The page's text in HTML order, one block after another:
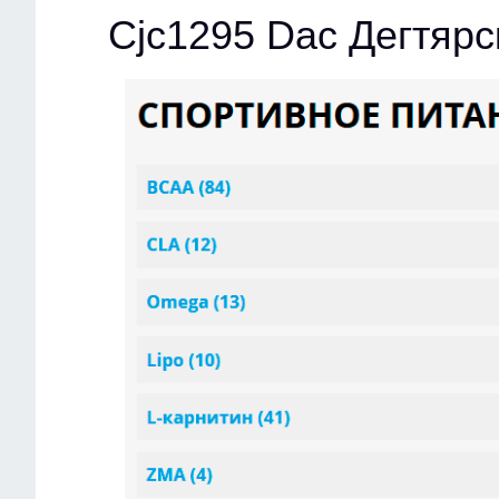
Cjc1295 Dac